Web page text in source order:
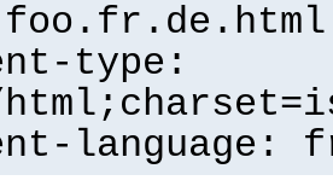
foo.fr.de.html
type:
language: